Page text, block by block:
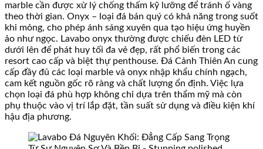
marble cần được xử lý chống thấm kỹ lưỡng để tránh ố vàng
theo thời gian. Onyx – loại đá bán quý có khả năng trong suốt
khi mỏng, cho phép ánh sáng xuyên qua tạo hiệu ứng huyền
ảo như ngọc. Lavabo onyx thường được chiếu đèn LED từ
dưới lên để phát huy tối đa vẻ đẹp, rất phổ biến trong các
resort cao cấp và biệt thự penthouse. Đá Cảnh Thiên An cung
cấp đầy đủ các loại marble và onyx nhập khẩu chính ngạch,
cam kết nguồn gốc rõ ràng và chất lượng ổn định. Việc lựa
chọn loại đá phù hợp không chỉ dựa trên thẩm mỹ mà còn
phụ thuộc vào vị trí lắp đặt, tần suất sử dụng và điều kiện khí
hậu địa phương.